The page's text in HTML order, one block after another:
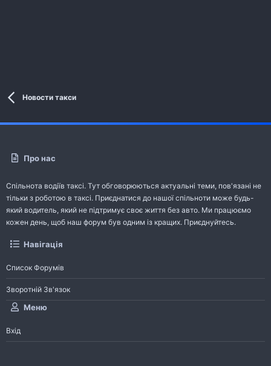
Новости такси
Про нас
Спільнота водіїв таксі. Тут обговорюються актуальні теми, пов'язані не
тільки з роботою в таксі. Приєднатися до нашої спільноти може будь-
який водитель, який не підтримує своє життя без авто. Ми працюємо
кожен день, щоб наш форум був одним із кращих. Приєднуйтесь.
Навігація
Список Форумів
Зворотній Зв'язок
Меню
Вхід